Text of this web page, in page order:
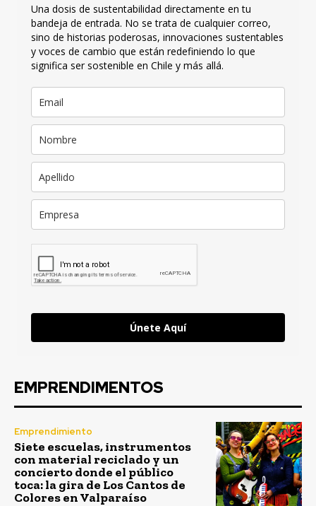
Una dosis de sustentabilidad directamente en tu
bandeja de entrada. No se trata de cualquier correo,
sino de historias poderosas, innovaciones sustentables
y voces de cambio que están redefiniendo lo que
significa ser sostenible en Chile y más allá.
Únete Aquí
EMPRENDIMENTOS
Emprendimiento
Siete escuelas, instrumentos
con material reciclado y un
concierto donde el público
toca: la gira de Los Cantos de
Colores en Valparaíso